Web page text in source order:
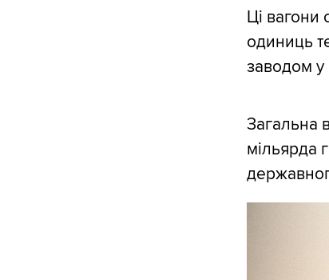
Ці вагони
одиниць
заводом у
Загальна
мільярда